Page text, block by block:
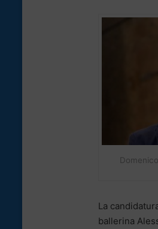
La
ballerina